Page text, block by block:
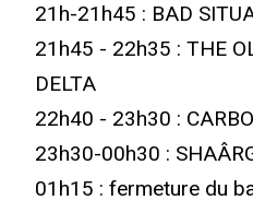
21h-21h45 : BAD
21h45 - 22h35 : THE
DELTA
22h40 - 23h30 :
23h30-00h30 :
01h15 : fermeture du